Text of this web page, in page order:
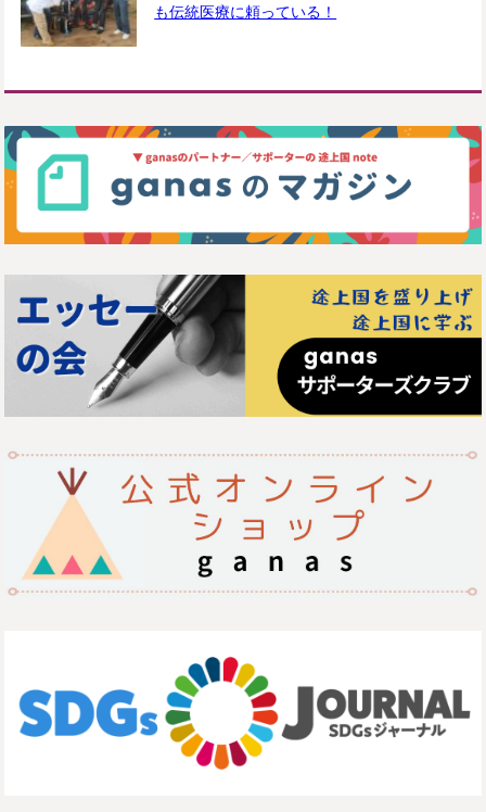
も伝統医療に頼っている！